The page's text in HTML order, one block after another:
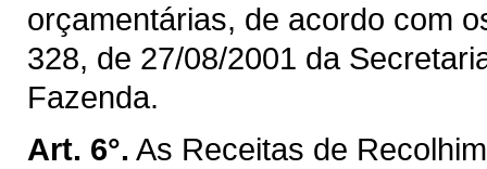
orçamentárias, de acordo com
328, de 27/08/2001 da
Fazenda.
Art. 6°. As Receitas de